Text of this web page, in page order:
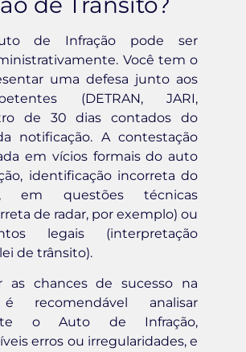
de Infração pode ser
Você tem o
uma defesa junto aos
(DETRAN, JARI,
de 30 dias contados do
notificação. A contestação
em vícios formais do auto
identificação incorreta do
em questões técnicas
de radar, por exemplo) ou
legais (interpretação
de trânsito).
as chances de sucesso na
é recomendável analisar
o Auto de Infração,
erros ou irregularidades, e